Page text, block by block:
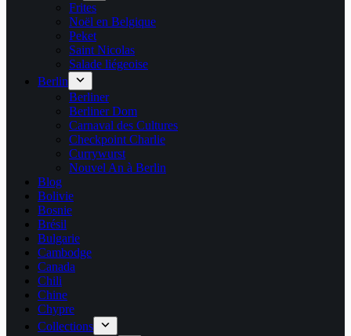
Frites
Noël en Belgique
Peket
Saint Nicolas
Salade liégeoise
Berlin
Berliner
Berliner Dom
Carnaval des Cultures
Checkpoint Charlie
Currywurst
Nouvel An à Berlin
Blog
Bolivie
Bosnie
Brésil
Bulgarie
Cambodge
Canada
Chili
Chine
Chypre
Collections